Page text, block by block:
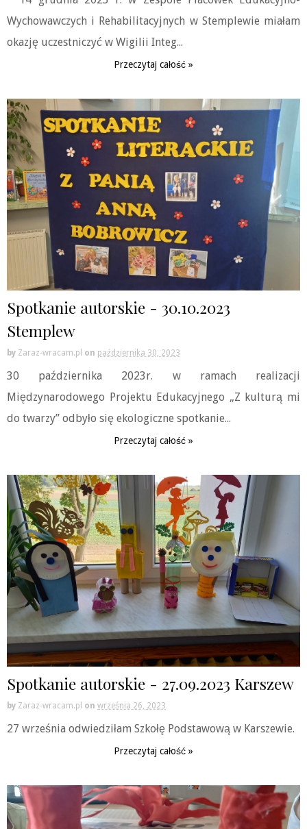
Wychowawczych i Rehabilitacyjnych w Stemplewie miałam
okazję uczestniczyć w Wigilii Integ...
Przeczytaj całość »
Spotkanie autorskie - 30.10.2023
Stemplew
by Zaraz-wracam.pl on października 30, 2023
30 października 2023r. w ramach realizacji
Międzynarodowego Projektu Edukacyjnego „Z kulturą mi
do twarzy” odbyło się ekologiczne spotkanie...
Przeczytaj całość »
Spotkanie autorskie - 27.09.2023 Karszew
by Zaraz-wracam.pl on września 26, 2023
27 września odwiedziłam Szkołę Podstawową w Karszewie.
Przeczytaj całość »